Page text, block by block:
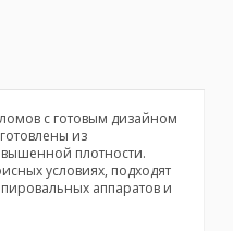
с готовым дизайном
из
плотности.
условиях, подходят
аппаратов и